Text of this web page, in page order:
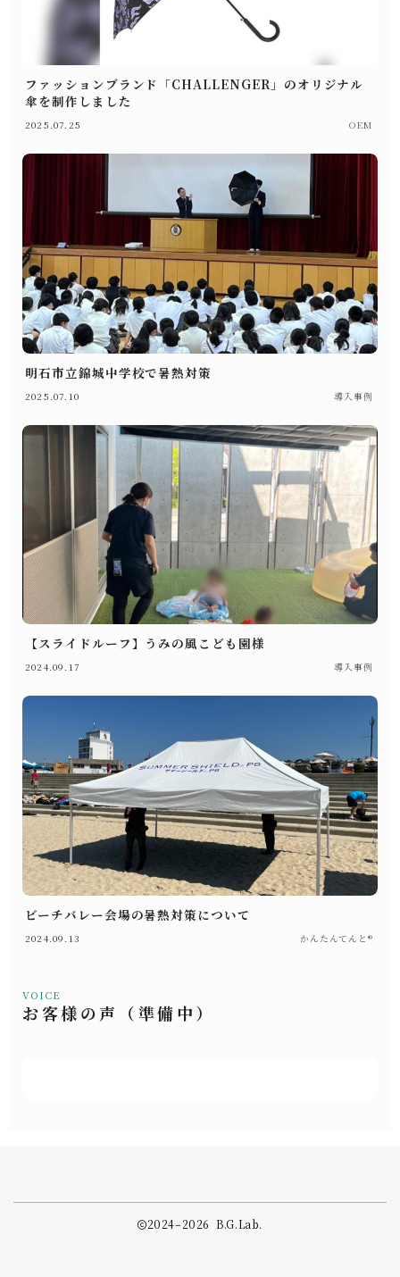
ファッションブランド「CHALLENGER」のオリジナル
傘を制作しました
2025.07.25 OEM
明石市立錦城中学校で暑熱対策
2025.07.10 導入事例
【スライドルーフ】うみの風こども園様
2024.09.17 導入事例
ビーチバレー会場の暑熱対策について
2024.09.13 かんたんてんと®
VOICE
お客様の声（準備中）
2024–2026 B.G.Lab.